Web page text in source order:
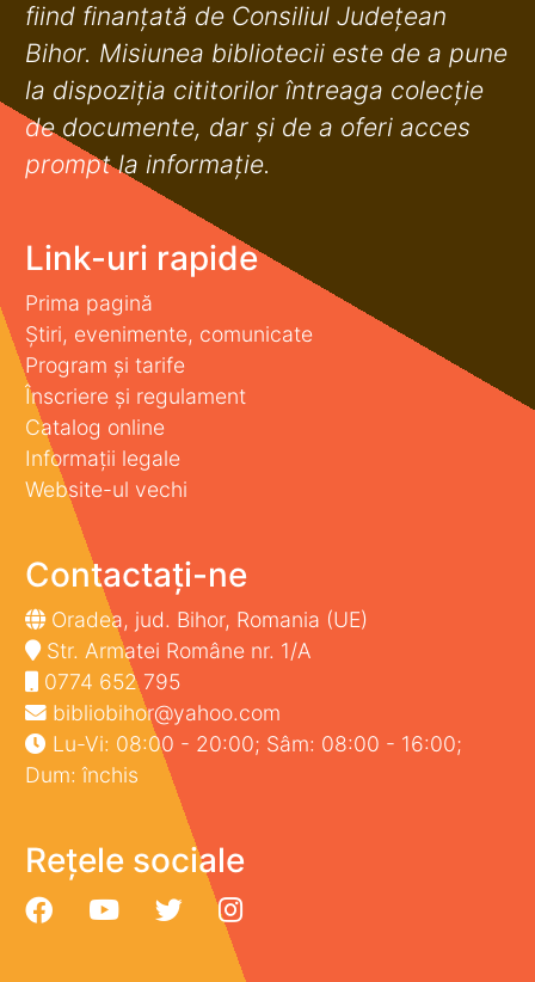
fiind finanţată de Consiliul Judeţean
Bihor. Misiunea bibliotecii este de a pune
la dispoziţia cititorilor întreaga colecţie
de documente, dar şi de a oferi acces
prompt la informaţie.
Link-uri rapide
Prima pagină
Știri, evenimente, comunicate
Program și tarife
Înscriere și regulament
Catalog online
Informații legale
Website-ul vechi
Contactați-ne
Oradea, jud. Bihor, Romania (UE)
Str. Armatei Române nr. 1/A
0774 652 795
bibliobihor@yahoo.com
Lu-Vi: 08:00 - 20:00; Sâm: 08:00 - 16:00;
Dum: închis
Rețele sociale